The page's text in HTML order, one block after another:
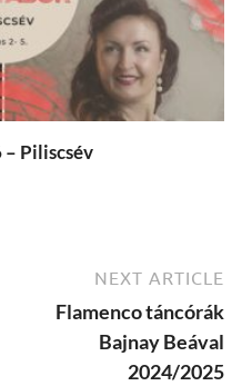
Piliscsév
NEXT ARTICLE
Flamenco táncórák
Bajnay Beával
2024/2025